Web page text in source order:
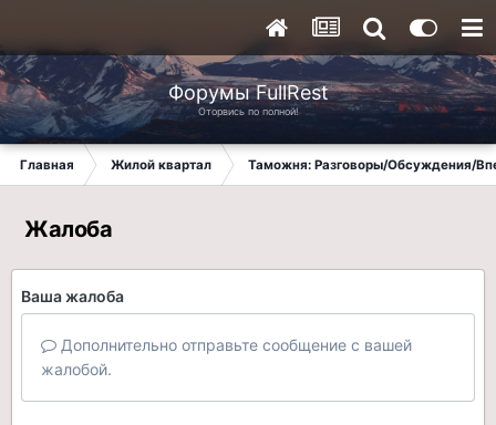
Форумы FullRest
Оторвись по полной!
Главная Жилой квартал Таможня: Разговоры/Обсуждения/
Жалоба
Ваша жалоба
Дополнительно отправьте сообщение с вашей
жалобой.